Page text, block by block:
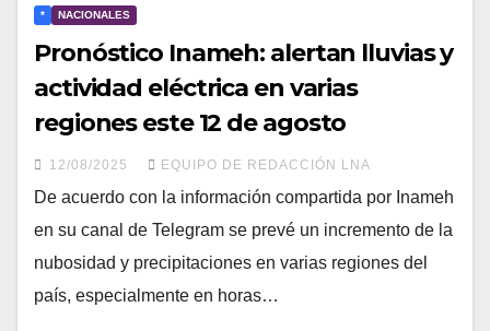
* NACIONALES
Pronóstico Inameh: alertan lluvias y
actividad eléctrica en varias
regiones este 12 de agosto
12/08/2025 EQUIPO DE REDACCIÓN LNA
De acuerdo con la información compartida por Inameh
en su canal de Telegram se prevé un incremento de la
nubosidad y precipitaciones en varias regiones del
país, especialmente en horas…